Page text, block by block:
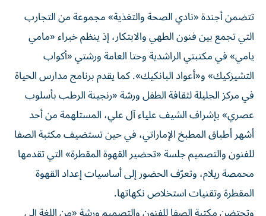
تتضمن أجندة «نادي الصحة والتغذية» مجموعة من التجارب
التي تجمع بين فنون الطهي والابتكار، إذ ينظم خبراء «مامي
يامي» في مكتبتي الراشدية وحتا العامة ورشتي «أكواب
التشيزكيك» و«أعواد البانكيك». كما يقدم برنامج مدارس الحياة
في مركز الجليلة لثقافة الطفل ورشة «رنجينة الرطب بأسلوب
عصري» بإشراف الشيف علياء آل علي، المستلهمة من أحد
أشهر أطباق المطبخ الإماراتي، في حين تستضيف مكتبة الصفا
للفنون والتصميم جلسة «تحضير القهوة المقطرة» التي تقدمها
محمصة ريلام، وتعرّف الحضور إلى أساسيات إعداد القهوة
المقطرة وتقنيات استخلاص نكهاتها.